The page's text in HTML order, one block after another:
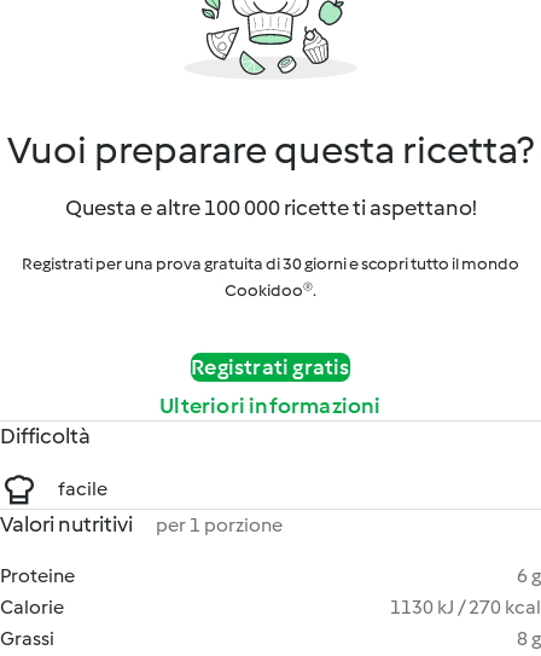
Vuoi preparare questa ricetta?
Questa e altre 100 000 ricette ti aspettano!
Registrati per una prova gratuita di 30 giorni e scopri tutto il mondo
Cookidoo®.
Registrati gratis
Ulteriori informazioni
Difficoltà
facile
Valori nutritivi per 1 porzione
Proteine
6 g
Calorie
1130 kJ / 270 kcal
Grassi
8 g